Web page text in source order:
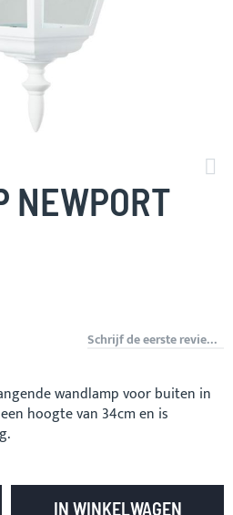
NEWPORT
Schrijf de eerste review over dit product
wandlamp voor buiten in
hoogte van 34cm en is
IN WINKELWAGEN